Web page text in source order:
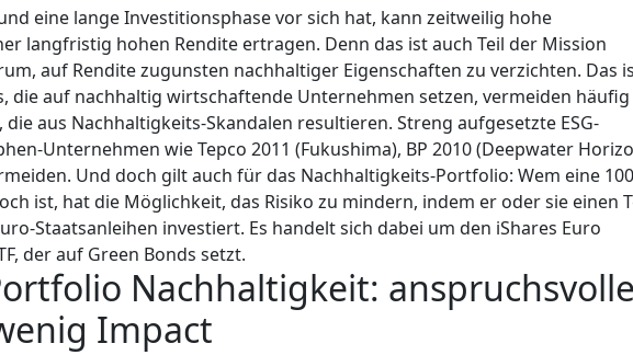
eine lange Investitionsphase vor sich hat, kann zeitweilig hohe
langfristig hohen Rendite ertragen. Denn das ist auch Teil der Mission
auf Rendite zugunsten nachhaltiger Eigenschaften zu verzichten. Das
die auf nachhaltig wirtschaftende Unternehmen setzen, vermeiden häufig
aus Nachhaltigkeits-Skandalen resultieren. Streng aufgesetzte ESG-
Unternehmen wie Tepco 2011 (Fukushima), BP 2010 (Deepwater
Und doch gilt auch für das Nachhaltigkeits-Portfolio: Wem eine
ist, hat die Möglichkeit, das Risiko zu mindern, indem er oder sie einen
Staatsanleihen investiert. Es handelt sich dabei um den iShares Euro
der auf Green Bonds setzt.
Nachhaltigkeit:
Impact